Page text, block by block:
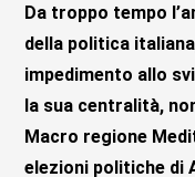
Da troppo tempo
della politica
impedimento allo
la sua centralità,
Macro regione
elezioni politiche di